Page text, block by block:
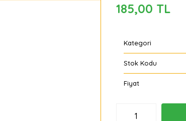
185,00 TL
Kategori
Stok Kodu
Fiyat